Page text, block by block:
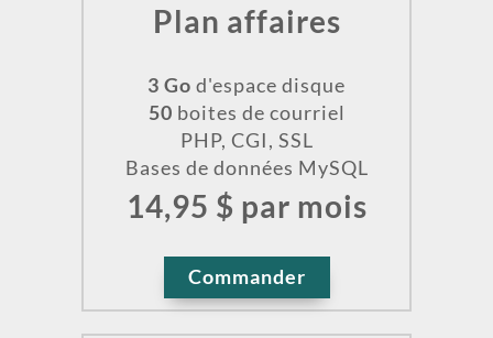
Plan affaires
3 Go d'espace disque
50 boites de courriel
PHP, CGI, SSL
Bases de données MySQL
14,95 $ par mois
Commander